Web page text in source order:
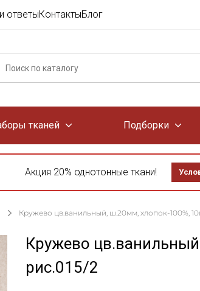
ответыКонтактыБлог
тканей Подборки
Акция 20% однотонные ткани!
Кружево цв.ванильный, ш.20мм, хлопок-100%,
Кружево
рис.015/2